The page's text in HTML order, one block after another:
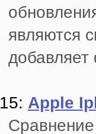
являются
15: Apple